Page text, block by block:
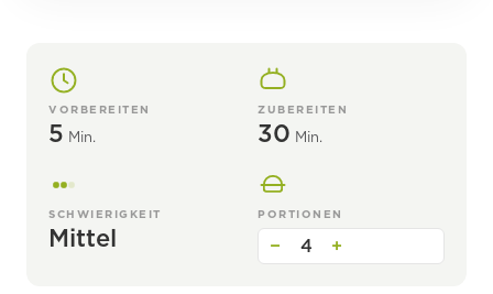
VORBEREITEN
5 Min.
ZUBEREITEN
30 Min.
SCHWIERIGKEIT
Mittel
PORTIONEN
− 4 +